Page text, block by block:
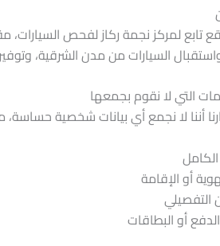
تابع لمركز نجمة ركاز لفحص السيارات،
السيارات من مدن الشرقية،
أننا لا نجمع أي بيانات شخصية حساسة،
أو الإقامة
التفصيلي
أو البطاقات